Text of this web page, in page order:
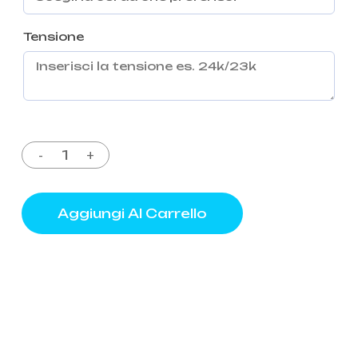
Tensione
Aggiungi Al Carrello